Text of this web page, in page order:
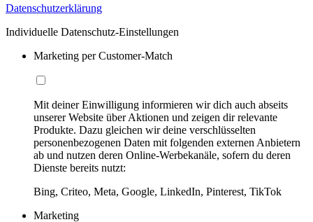
Datenschutzerklärung
Individuelle Datenschutz-Einstellungen
Marketing per Customer-Match
Mit deiner Einwilligung informieren wir dich auch abseits
unserer Website über Aktionen und zeigen dir relevante
Produkte. Dazu gleichen wir deine verschlüsselten
personenbezogenen Daten mit folgenden externen Anbietern
ab und nutzen deren Online-Werbekanäle, sofern du deren
Dienste bereits nutzt:
Bing, Criteo, Meta, Google, LinkedIn, Pinterest, TikTok
Marketing